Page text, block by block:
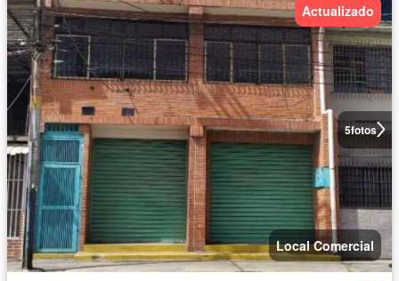
5fotos
Actualizado
Local Comercial